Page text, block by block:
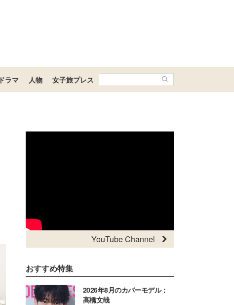
ドラマ 人物 女子旅プレス
YouTube Channel
おすすめ特集
2026年8月のカバーモデル：
高橋文哉